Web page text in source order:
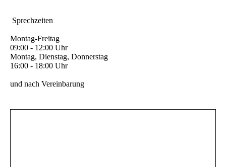
Sprechzeiten
Montag-Freitag
09:00 - 12:00 Uhr
Montag, Dienstag, Donnerstag
16:00 - 18:00 Uhr
und nach Vereinbarung